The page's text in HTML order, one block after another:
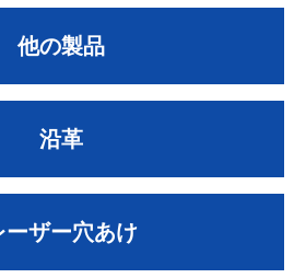
他の製品
沿革
ーザー穴あけ